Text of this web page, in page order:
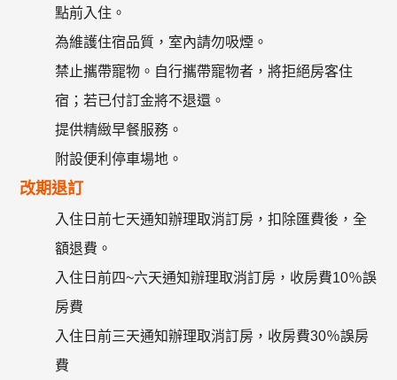
點前入住。
為維護住宿品質，室內請勿吸煙。
禁止攜帶寵物。自行攜帶寵物者，將拒絕房客住
宿；若已付訂金將不退還。
提供精緻早餐服務。
附設便利停車場地。
改期退訂
入住日前七天通知辦理取消訂房，扣除匯費後，全
額退費。
入住日前四~六天通知辦理取消訂房，收房費10％誤
房費
入住日前三天通知辦理取消訂房，收房費30％誤房
費